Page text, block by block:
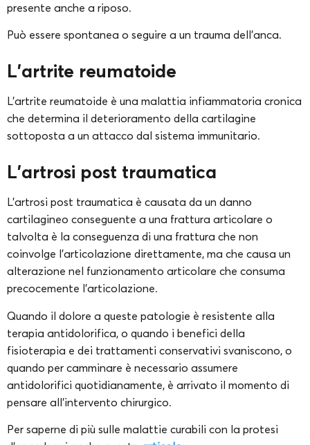
presente anche a riposo.
Può essere spontanea o seguire a un trauma dell’anca.
L’artrite reumatoide
L’artrite reumatoide è una malattia infiammatoria cronica
che determina il deterioramento della cartilagine
sottoposta a un attacco dal sistema immunitario.
L’artrosi post traumatica
L’artrosi post traumatica è causata da un danno
cartilagineo conseguente a una frattura articolare o
talvolta è la conseguenza di una frattura che non
coinvolge l’articolazione direttamente, ma che causa un
alterazione nel funzionamento articolare che consuma
precocemente l’articolazione.
Quando il dolore a queste patologie è resistente alla
terapia antidolorifica, o quando i benefici della
fisioterapia e dei trattamenti conservativi svaniscono, o
quando per camminare è necessario assumere
antidolorifici quotidianamente, è arrivato il momento di
pensare all’intervento chirurgico.
Per saperne di più sulle malattie curabili con la protesi